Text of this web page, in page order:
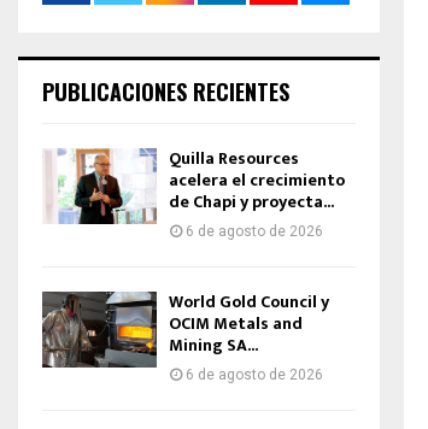
PUBLICACIONES RECIENTES
Quilla Resources
acelera el crecimiento
de Chapi y proyecta...
6 de agosto de 2026
World Gold Council y
OCIM Metals and
Mining SA...
6 de agosto de 2026